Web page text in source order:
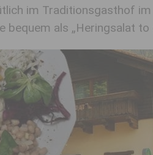
im Traditionsgasthof im
als „Heringsalat to